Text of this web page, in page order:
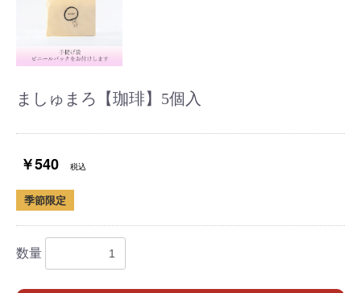
ましゅまろ【珈琲】5個入
￥540 税込
季節限定
数量